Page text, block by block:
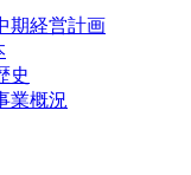
期経営計画
史
業概況